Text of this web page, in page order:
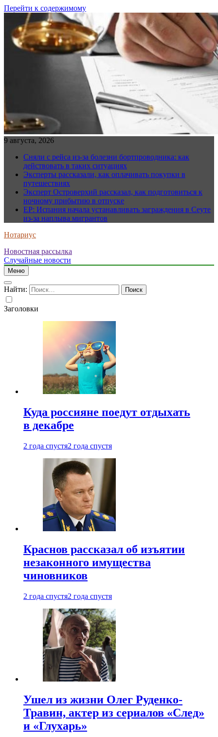
Перейти к содержимому
9 августа, 2026
Сняли с рейса из-за болезни бортпроводника: как
действовать в таких ситуациях
Эксперты рассказали, как оплачивать покупки в
путешествиях
Эксперт Островерхий рассказал, как подготовиться к
ночному прибытию в отпуске
EP: Испания начала устанавливать заграждения в Сеуте
из-за наплыва мигрантов
Нотариус
Новостная рассылка
Случайные новости
Меню
Найти:
Заголовки
Куда россияне поедут отдыхать
в декабре
2 года спустя2 года спустя
Краснов рассказал об изъятии
незаконного имущества
чиновников
2 года спустя2 года спустя
Ушел из жизни Олег Руденко-
Травин, актер из сериалов «След»
и «Глухарь»